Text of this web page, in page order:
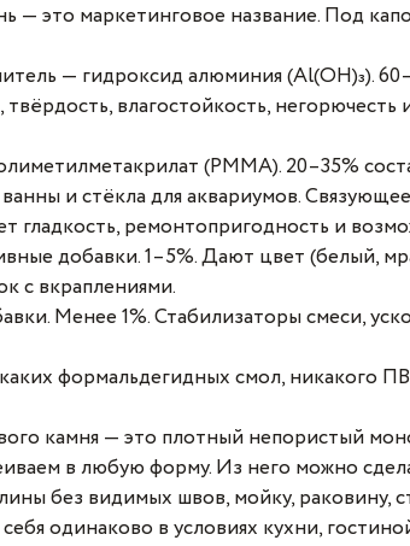
— это маркетинговое название. Под
— гидроксид алюминия (Al(OH)₃).
твёрдость, влагостойкость,
(PMMA). 20–35%
и стёкла для аквариумов.
гладкость, ремонтопригодность и
добавки. 1–5%. Дают цвет (белый,
с вкраплениями.
Менее 1%. Стабилизаторы смеси,
формальдегидных смол, никакого
камня — это плотный непористый
в любую форму. Из него можно
без видимых швов, мойку, раковину,
одинаково в условиях кухни,